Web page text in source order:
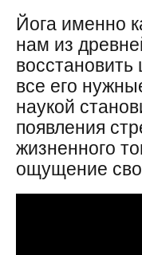
Йога именно
нам из
восстановить
все его
наукой
появления
жизненного
ощущение